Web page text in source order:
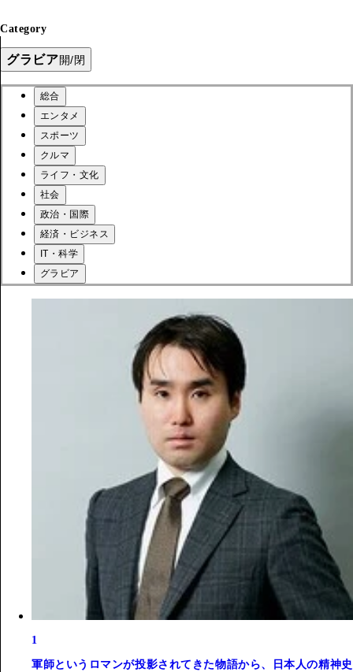
Category
グラビア開/閉
総合
エンタメ
スポーツ
クルマ
ライフ・文化
社会
政治・国際
経済・ビジネス
IT・科学
グラビア
1
軍師というロマンが投影されてきた物語から、日本人の精神史